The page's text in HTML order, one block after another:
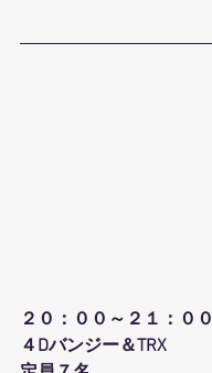
２０：００～２１：００
４Dバンジー＆TRX